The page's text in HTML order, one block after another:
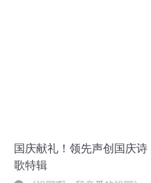
国庆献礼！领先声创国庆诗
歌特辑